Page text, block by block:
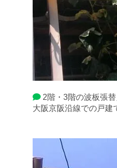
2階・3階の波板張
大阪京阪沿線での戸建